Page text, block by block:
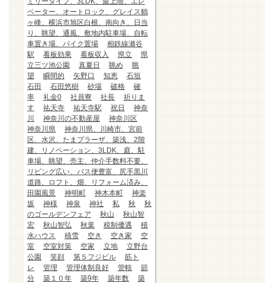
ベーター、オートロック、グレイス鶴
ヶ峰、横浜市旭区白根、南向き、日当
り、眺望、通風、敷地内駐車場、自転
車置き場、バイク置場
相鉄線瀬谷
駅
看板効果 看板収入 県立
県
立三ツ池公園
真夏日 眺め
眺
望
瞬間的 矢野口 知恵
石垣
石田
石田悠樹 砂場 破格
確
率
礼金0 社員寮 社長
祈りま
す
祐天寺 祐天寺駅 祝日
神奈
川
神奈川の不動産屋
神奈川区
神奈川県
神奈川県、川崎市、宮前
区、水沢、たまプラーザ、築浅、2階
建、リノベーション、3LDK、庭、駐
車場、眺望、売主、仲介手数料不要、
リビング広い、バス便豊富、尻手黒川
道路、ロフト、畑、リフォーム済み、
田園風景
神明町 神木本町
神楽
坂
神様 神泉 神社 私 秋
秋
のゴールデンフェア
秋山
秋山智
宏
秋山智弘 秋葉 税制優遇
積
水ハウス
積雪 空き 空き家
空
室
空室対策 空家 立地
立野台
公園
笑顔 第５フジビル
筋ト
レ
管理 管理体制良好 管轄
節
分
築１０年 築9年 築年数
築